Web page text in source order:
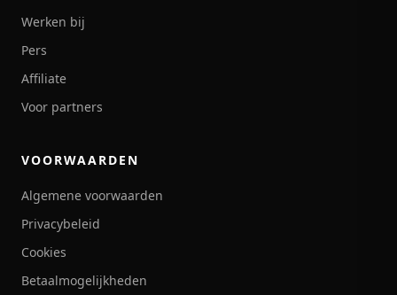
Werken bij
Pers
Affiliate
Voor partners
VOORWAARDEN
Algemene voorwaarden
Privacybeleid
Cookies
Betaalmogelijkheden